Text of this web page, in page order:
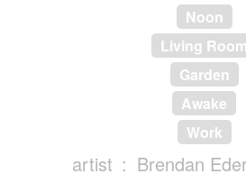
Noon
Living Room
Garden
Awake
Work
artist
Brendan